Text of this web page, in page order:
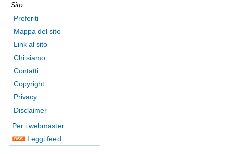
Sito
Preferiti
Mappa del sito
Link al sito
Chi siamo
Contatti
Copyright
Privacy
Disclaimer
Per i webmaster
Leggi feed